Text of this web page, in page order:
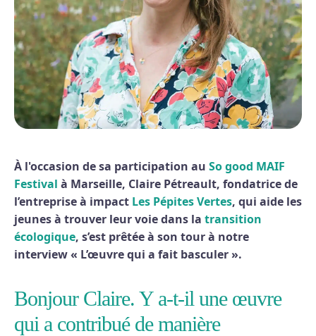
À l'occasion de sa participation au So good MAIF
Festival à Marseille, Claire Pétreault, fondatrice de
l’entreprise à impact Les Pépites Vertes, qui aide les
jeunes à trouver leur voie dans la transition
écologique, s’est prêtée à son tour à notre
interview « L’œuvre qui a fait basculer ».
Bonjour Claire. Y a-t-il une œuvre
qui a contribué de manière